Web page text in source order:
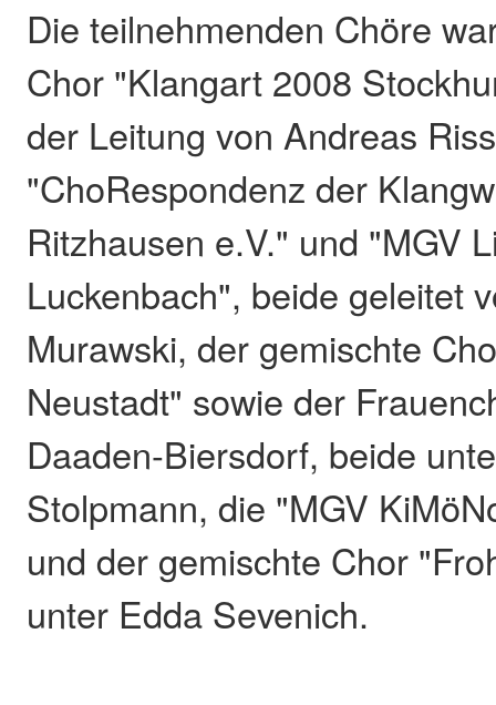
Die teilnehmenden Chöre
Chor "Klangart 2008
der Leitung von Andreas
"ChoRespondenz der
Ritzhausen e.V." und "MGV
Luckenbach", beide geleitet
Murawski, der gemischte
Neustadt" sowie der
Daaden-Biersdorf, beide
Stolpmann, die "MGV
und der gemischte Chor
unter Edda Sevenich.